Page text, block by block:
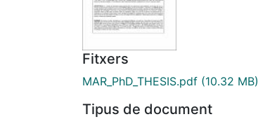
Fitxers
MAR_PhD_THESIS.pdf (10.32 MB)
Tipus de document